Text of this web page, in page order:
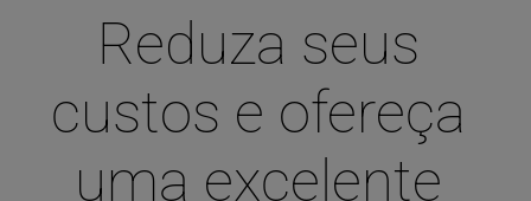
Reduza seus
custos e ofereça
uma excelente